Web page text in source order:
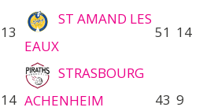
13
ST AMAND LES
EAUX
51 14
14
STRASBOURG
ACHENHEIM
43 9